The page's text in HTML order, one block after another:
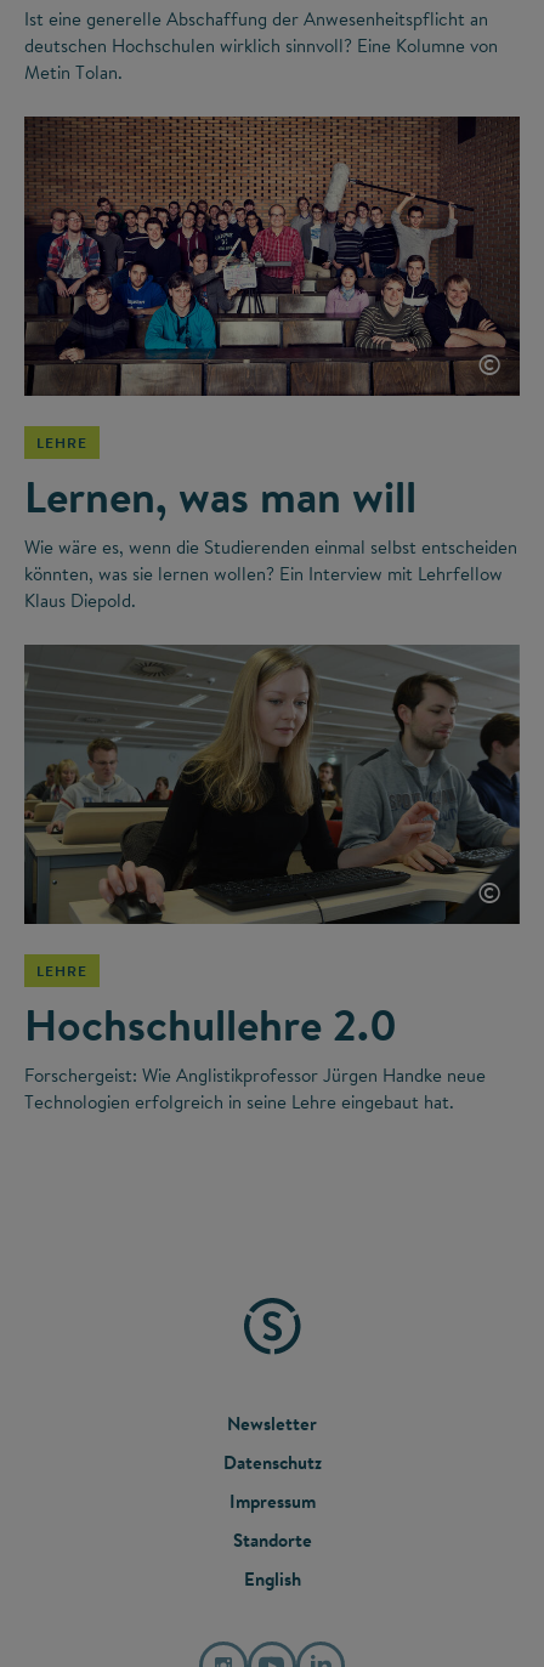
Ist eine generelle Abschaffung der Anwesenheitspflicht an
deutschen Hochschulen wirklich sinnvoll? Eine Kolumne von
Metin Tolan.
©
LEHRE
Lernen, was man will
Wie wäre es, wenn die Studierenden einmal selbst entscheiden
könnten, was sie lernen wollen? Ein Interview mit Lehrfellow
Klaus Diepold.
©
LEHRE
Hochschullehre 2.0
Forschergeist: Wie Anglistikprofessor Jürgen Handke neue
Technologien erfolgreich in seine Lehre eingebaut hat.
FOOTER
MENU
Newsletter
Datenschutz
Impressum
Standorte
English